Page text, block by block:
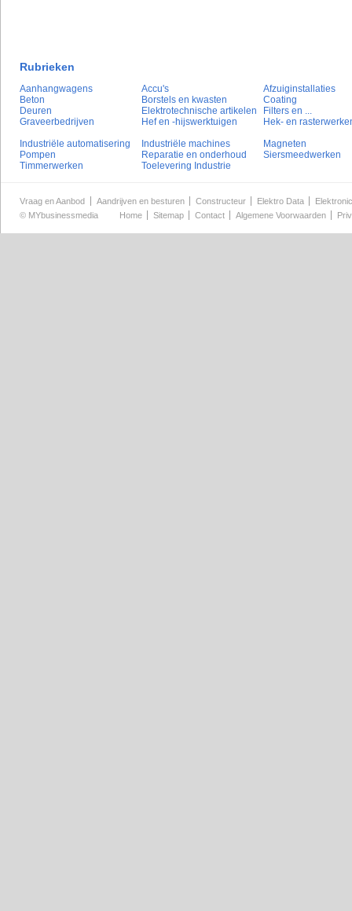
Rubrieken
Aanhangwagens Accu's
Afzuiginstallaties
Beton
Borstels en kwasten
Coating
Deuren
Elektrotechnische artikelen
Filters en ...
Graveerbedrijven
Hef en -hijswerktuigen
Hek- en
Industriële automatisering
Industriële machines
Magneten
Pompen
Reparatie en onderhoud
Siersmeedwerken
Timmerwerken
Toelevering Industrie
Vraag en Aanbod Aandrijven en besturen Constructeur Elektro Data
© MYbusinessmedia Home Sitemap Contact Algemene Voorwaarden